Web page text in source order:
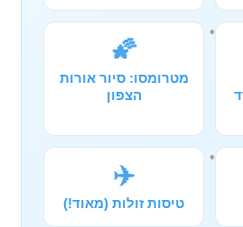
🌠
מטרומסו: סיור אורות
הצפון
✈️
טיסות זולות (מאוד!)